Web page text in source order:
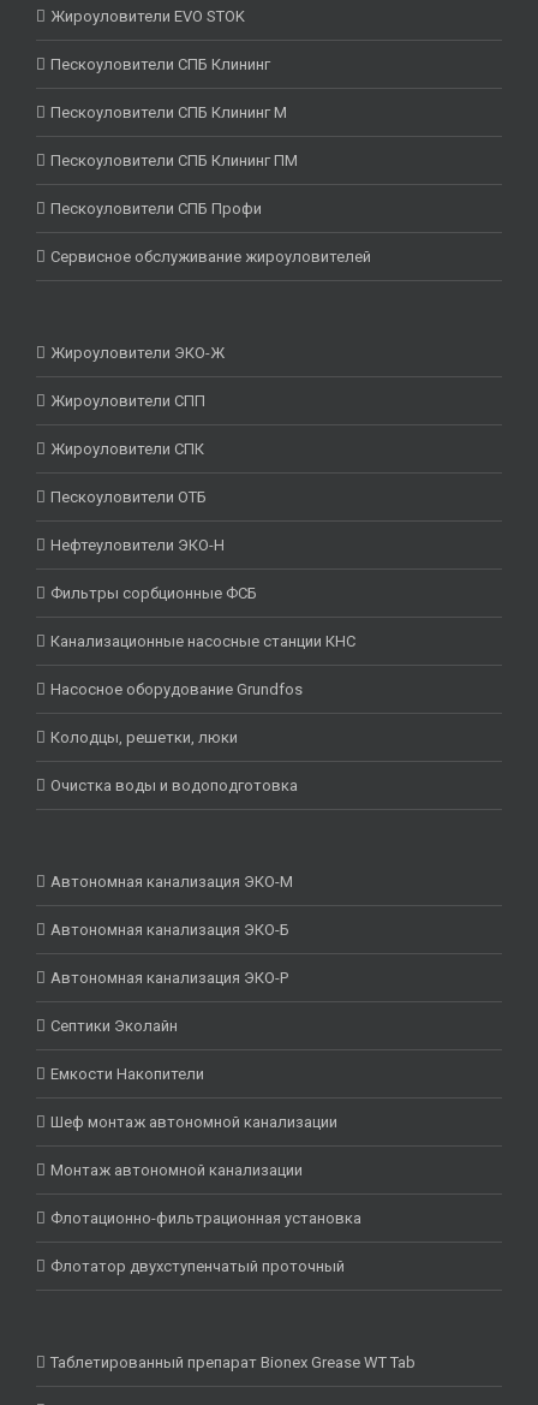
Жироуловители EVO STOK
Пескоуловители СПБ Клининг
Пескоуловители СПБ Клининг М
Пескоуловители СПБ Клининг ПМ
Пескоуловители СПБ Профи
Сервисное обслуживание жироуловителей
Жироуловители ЭКО-Ж
Жироуловители СПП
Жироуловители СПК
Пескоуловители ОТБ
Нефтеуловители ЭКО-Н
Фильтры сорбционные ФСБ
Канализационные насосные станции КНС
Насосное оборудование Grundfos
Колодцы, решетки, люки
Очистка воды и водоподготовка
Автономная канализация ЭКО-М
Автономная канализация ЭКО-Б
Автономная канализация ЭКО-Р
Септики Эколайн
Емкости Накопители
Шеф монтаж автономной канализации
Монтаж автономной канализации
Флотационно-фильтрационная установка
Флотатор двухступенчатый проточный
Таблетированный препарат Bionex Grease WT Tab